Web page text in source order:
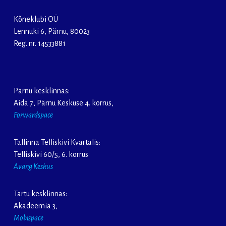
Kõneklubi OÜ
Lennuki 6, Pärnu, 80023
Reg. nr. 14533881
Pärnu kesklinnas:
Aida 7, Pärnu Keskuse 4. korrus,
Forwardspace
Tallinna Telliskivi Kvartalis:
Telliskivi 60/5, 6. korrus
Avang Keskus
Tartu kesklinnas:
Akadeemia 3,
Mobispace